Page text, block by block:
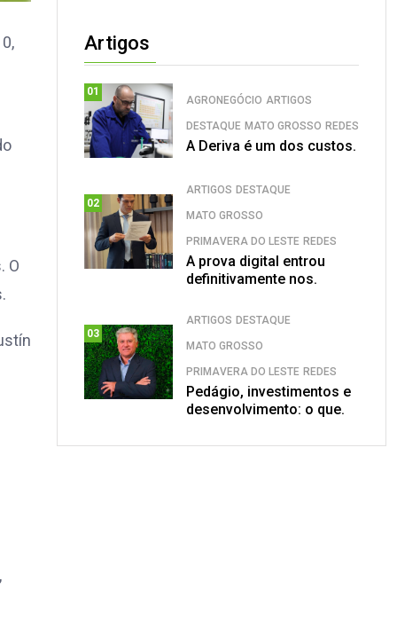
O
Artigos
01
AGRONEGÓCIO ARTIGOS
DESTAQUE MATO GROSSO REDES
A Deriva é um dos custos.
02
ARTIGOS DESTAQUE
MATO GROSSO
PRIMAVERA DO LESTE REDES
A prova digital entrou
definitivamente nos.
03
ARTIGOS DESTAQUE
MATO GROSSO
PRIMAVERA DO LESTE REDES
Pedágio, investimentos e
desenvolvimento: o que.